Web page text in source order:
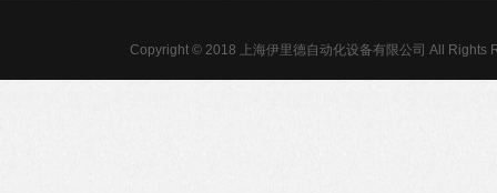
Copyright © 2018 上海伊里德自动化设备有限公司 All Rights